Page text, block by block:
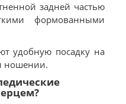
задней частью
формованными
удобную посадку на
ношении.